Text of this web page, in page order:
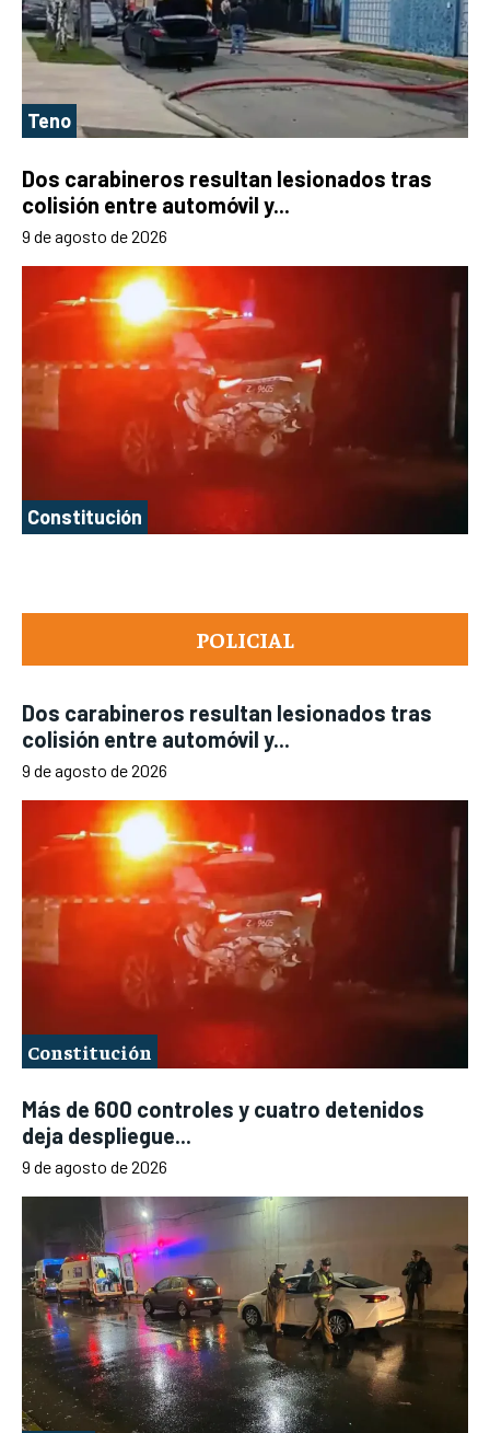
POLICIAL
Dos carabineros resultan lesionados tras
colisión entre automóvil y...
9 de agosto de 2026
Constitución
Más de 600 controles y cuatro detenidos
deja despliegue...
9 de agosto de 2026
Teno
Dos carabineros resultan lesionados tras
colisión entre automóvil y...
9 de agosto de 2026
Constitución